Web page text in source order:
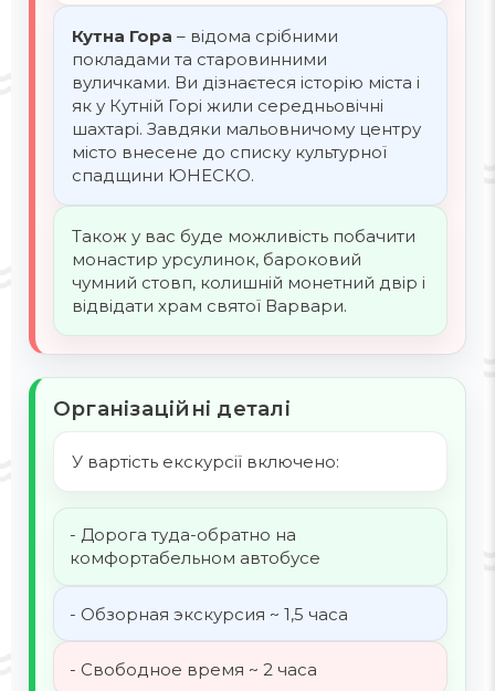
Кутна Гора – відома срібними
покладами та старовинними
вуличками. Ви дізнаєтеся історію міста і
як у Кутній Горі жили середньовічні
шахтарі. Завдяки мальовничому центру
місто внесене до списку культурної
спадщини ЮНЕСКО.
Також у вас буде можливість побачити
монастир урсулинок, бароковий
чумний стовп, колишній монетний двір і
відвідати храм святої Варвари.
Організаційні деталі
У вартість екскурсії включено:
- Дорога туда-обратно на
комфортабельном автобусе
- Обзорная экскурсия ~ 1,5 часа
- Свободное время ~ 2 часа